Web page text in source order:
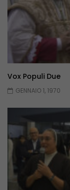
Vox Populi Due
GENNAIO 1, 1970